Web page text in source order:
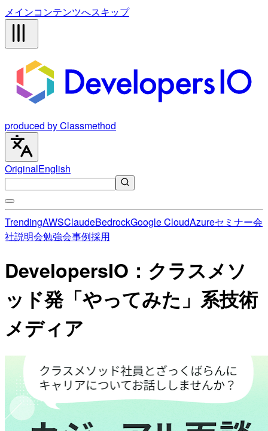
メインコンテンツへスキップ
produced by Classmethod
OriginalEnglish
TrendingAWSClaudeBedrockGoogle CloudAzureセミナー会
社説明会勉強会事例採用
DevelopersIO：クラスメソ
ッド発「やってみた」系技術
メディア